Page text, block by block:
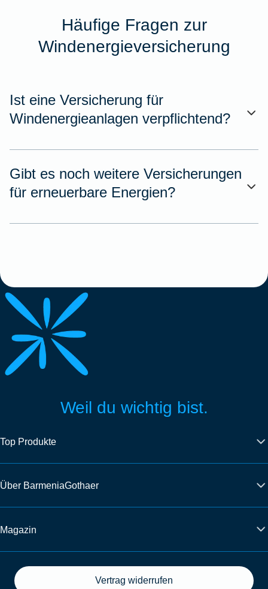
Häufige Fragen zur
Windenergieversicherung
Ist eine Versicherung für
Windenergieanlagen verpflichtend?
Gibt es noch weitere Versicherungen
für erneuerbare Energien?
Weil du wichtig bist.
Top Produkte
Über BarmeniaGothaer
Magazin
Vertrag widerrufen